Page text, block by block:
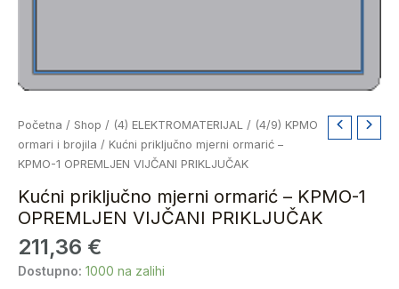
Početna / Shop / (4) ELEKTROMATERIJAL / (4/9) KPMO
ormari i brojila / Kućni priključno mjerni ormarić –
KPMO-1 OPREMLJEN VIJČANI PRIKLJUČAK
Kućni priključno mjerni ormarić – KPMO-1
OPREMLJEN VIJČANI PRIKLJUČAK
211,36 €
Dostupno: 1000 na zalihi
Kućni
priključno
mjerni
-
KPMO-
1
OPREMLJEN
VIJČANI